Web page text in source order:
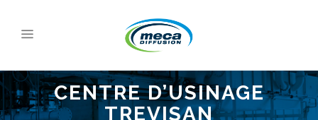
CENTRE D’USINAGE
TREVISAN